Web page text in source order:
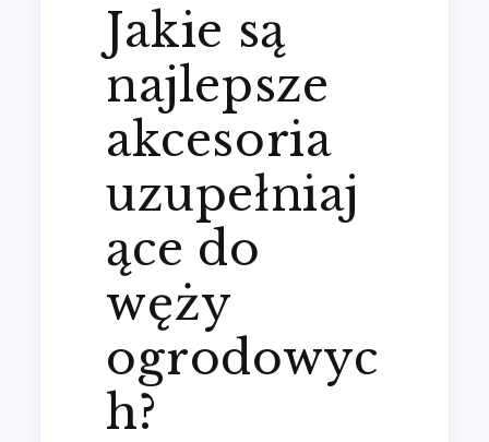
Jakie są
najlepsze
akcesoria
uzupełniaj
ące do
węży
ogrodowyc
h?